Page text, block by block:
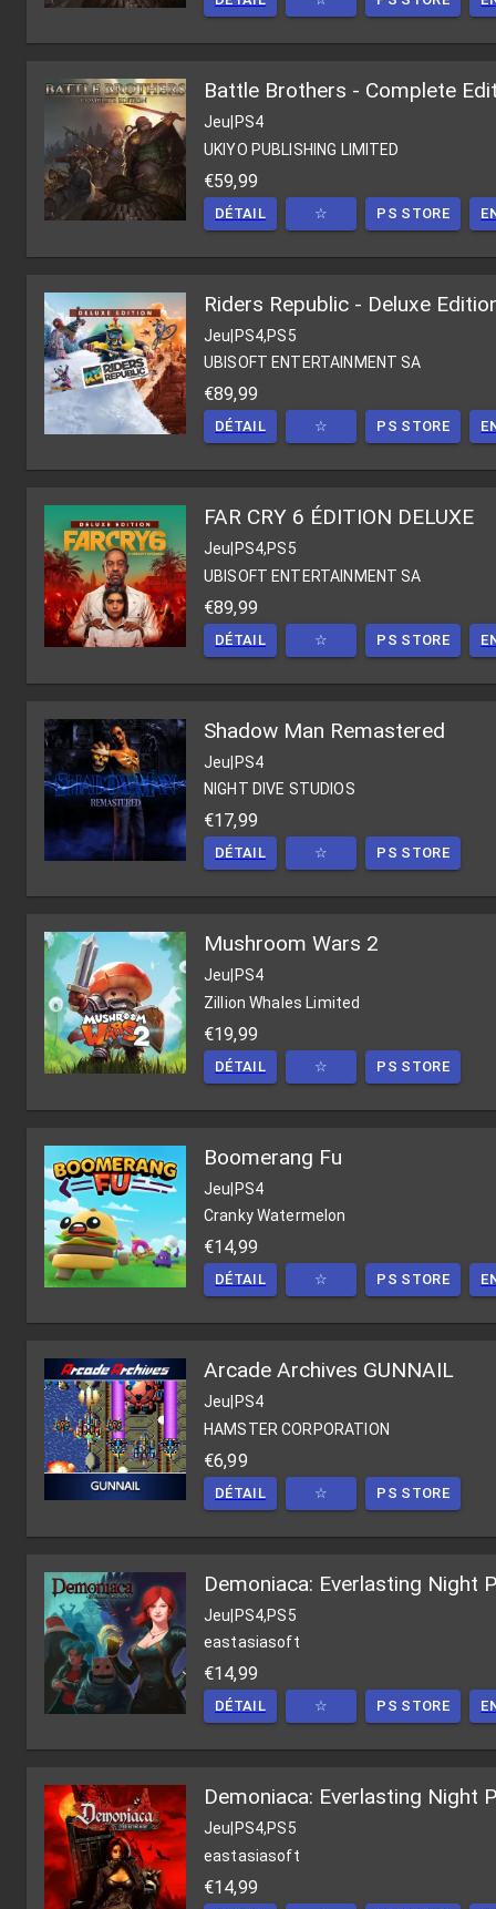
Battle Brothers - Complete
Jeu PS4
UKIYO PUBLISHING LIMITED
€59,99
DÉTAIL ☆ PS STORE
Riders Republic - Deluxe
Jeu|PS4,PS5
UBISOFT ENTERTAINMENT SA
€89,99
DÉTAIL ☆ PS STORE
FAR CRY 6 ÉDITION DELUXE
Jeu PS4,PS5
UBISOFT ENTERTAINMENT SA
€89,99
DÉTAIL ☆ PS STORE
Shadow Man Remastered
Jeu|PS4
NIGHT DIVE STUDIOS
€17,99
DÉTAIL ☆ PS STORE
Mushroom Wars 2
Jeu PS4
Zillion Whales Limited
€19,99
DÉTAIL ☆ PS STORE
Boomerang Fu
Jeu|PS4
Cranky Watermelon
€14,99
DÉTAIL ☆ PS STORE
Arcade Archives GUNNAIL
Jeu PS4
HAMSTER CORPORATION
€6,99
DÉTAIL ☆ PS STORE
Demoniaca: Everlasting Night
Jeu|PS4,PS5
eastasiasoft
€14,99
DÉTAIL ☆ PS STORE
Demoniaca: Everlasting Night
Jeu PS4,PS5
eastasiasoft
€14,99